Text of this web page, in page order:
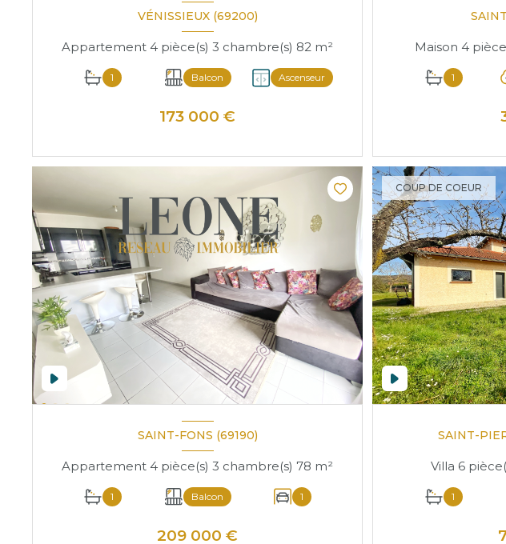
VÉNISSIEUX (69200)
Appartement 4 pièce(s) 3 chambre(s) 82 m²
1 Balcon Ascenseur
173 000 €
1
SAINT-FONS (69190)
Appartement 4 pièce(s) 3 chambre(s) 78 m²
1 Balcon 1
209 000 €
COUP DE COEUR
SAINT-
1